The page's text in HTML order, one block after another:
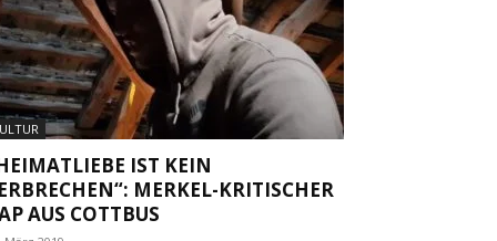
IST KEIN
MERKEL-KRITISCHER
AUS COTTBUS